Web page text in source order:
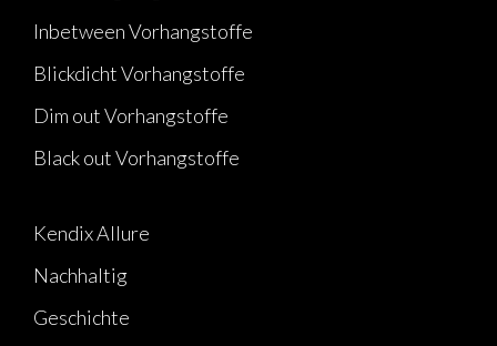
Inbetween Vorhangstoffe
Blickdicht Vorhangstoffe
Dim out Vorhangstoffe
Black out Vorhangstoffe
Kendix Allure
Nachhaltig
Geschichte